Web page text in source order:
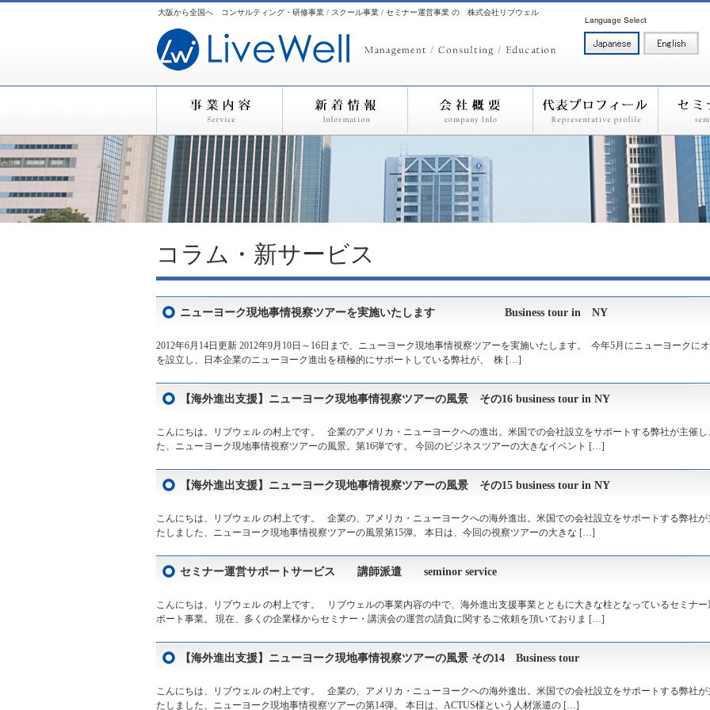
大阪から全国へ コンサルティング・研修事業 / スクール事業 / セミナー運営事業 の 株式会社リブウェル
コラム・新サービス
ニューヨーク現地事情視察ツアーを実施いたします Business tour in NY
2012年6月14日更新 2012年9月10日～16日まで、ニューヨーク現地事情視察ツアーを実施いたします。 今年5月にニューヨークに
を設立し、日本企業のニューヨーク進出を積極的にサポートしている弊社が、 株 […]
【海外進出支援】ニューヨーク現地事情視察ツアーの風景 その16 business tour in NY
こんにちは。リブウェル の村上です。 企業のアメリカ・ニューヨークへの進出。米国での会社設立をサポートする弊社が主催し
た、ニューヨーク現地事情視察ツアーの風景。第16弾です。 今回のビジネスツアーの大きなイベント […]
【海外進出支援】ニューヨーク現地事情視察ツアーの風景 その15 business tour in NY
こんにちは、リブウェル の村上です。 企業の、アメリカ・ニューヨークへの海外進出。米国での会社設立をサポートする弊社が
たしました、ニューヨーク現地事情視察ツアーの風景第15弾。 本日は、今回の視察ツアーの大きな […]
セミナー運営サポートサービス 講師派遣 seminor service
こんにちは、リブウェル の村上です。 リブウェルの事業内容の中で、海外進出支援事業とともに大きな柱となっているセミナー
ポート事業。 現在、多くの企業様からセミナー・講演会の運営の請負に関するご依頼を頂いておりま […]
【海外進出支援】ニューヨーク現地事情視察ツアーの風景 その14 Business tour
こんにちは、リブウェル の村上です。 企業の、アメリカ・ニューヨークへの海外進出。米国での会社設立をサポートする弊社が
たしました、ニューヨーク現地事情視察ツアーの第14弾。 本日は、ACTUS様という人材派遣の […]